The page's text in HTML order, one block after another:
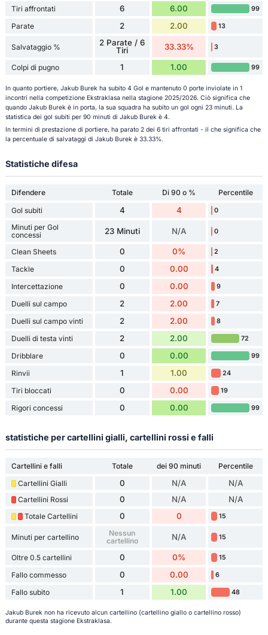
Tiri affrontati
6 6.00 99
Parate 2 2.00 13
Salvataggio %
2 Parate / 6
Tiri
33.33% 3
Colpi di pugno 1 1.00 99
In quanto portiere, Jakub Burek ha subito 4 Gol e mantenuto 0 porte inviolate in 1
incontri nella competizione Ekstraklasa nella stagione 2025/2026. Ciò significa che
quando Jakub Burek è in porta, la sua squadra ha subito un gol ogni 23 minuti. La
statistica dei gol subiti per 90 minuti di Jakub Burek è 4.
In termini di prestazione di portiere, ha parato 2 dei 6 tiri affrontati - il che significa che
la percentuale di salvataggi di Jakub Burek è 33.33%.
Statistiche difesa
Difendere Totale Di 90 o %
Percentile
Gol subiti
4 4 0
Minuti per Gol
concessi
23 Minuti N/A 0
Clean Sheets 0 0% 2
Tackle 0 0.00 4
Intercettazione 0 0.00 9
Duelli sul campo 2 2.00 7
Duelli sul campo vinti 2 2.00 8
Duelli di testa vinti 2 2.00 72
Dribblare 0 0.00 99
Rinvii 1 1.00 24
Tiri bloccati 0 0.00 19
Rigori concessi 0 0.00 99
statistiche per cartellini gialli, cartellini rossi e falli
Cartellini e falli Totale dei 90 minuti
Percentile
Cartellini Gialli
0 N/A N/A
Cartellini Rossi 0 N/A N/A
Totale Cartellini 0 0 15
Minuti per cartellino
Nessun
cartellino
N/A 15
Oltre 0.5 cartellini 0 0% 15
Fallo commesso 0 0.00 6
Fallo subito 1 1.00 48
Jakub Burek non ha ricevuto alcun cartellino (cartellino giallo o cartellino rosso)
durante questa stagione Ekstraklasa.